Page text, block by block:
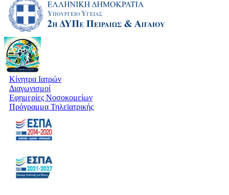
Κίνητρα Ιατρών
Διαγωνισμοί
Εφημερίες Νοσοκομείων
Πρόγραμμα Τηλεϊατρικής